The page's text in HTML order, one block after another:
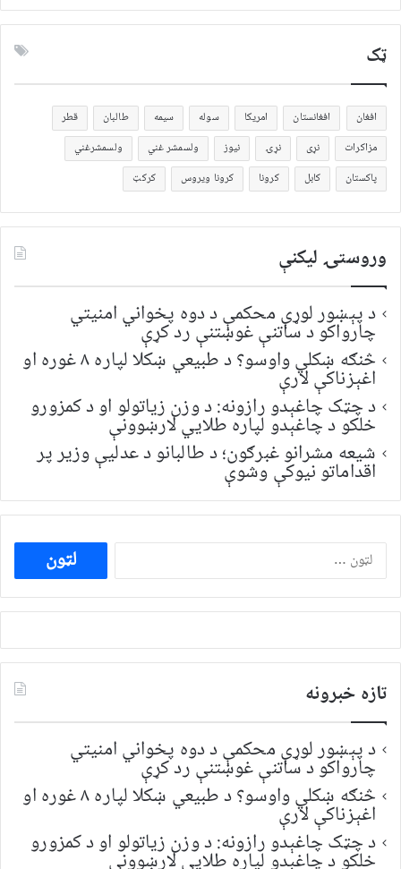
ټک
افغان افغانستان امریکا سوله سیمه طالبان
قطر
مزاکرات
نړی نړۍ نیوز ولسمشر غني
ولسمشرغني
پاکستان
کابل کرونا کرونا ویروس کرکټ
وروستۍ ليکنې
د پېښور لوړې محکمې د دوه پخواني امنیتي
چارواکو د ساتنې غوښتنې رد کړې
څنګه ښکلي واوسو؟ د طبیعي ښکلا لپاره ۸ غوره او
اغېزناکې لارې
د چټک چاغېدو رازونه: د وزن زیاتولو او د کمزورو
خلکو د چاغېدو لپاره طلایي لارښوونې
شیعه مشرانو غبرګون؛ د طالبانو د عدلیې وزیر پر
اقداماتو نیوکې وشوې
ددی
لپاره
لټون:
تازه خبرونه
د پېښور لوړې محکمې د دوه پخواني امنیتي
چارواکو د ساتنې غوښتنې رد کړې
څنګه ښکلي واوسو؟ د طبیعي ښکلا لپاره ۸ غوره او
اغېزناکې لارې
د چټک چاغېدو رازونه: د وزن زیاتولو او د کمزورو
خلکو د چاغېدو لپاره طلایي لارښوونې